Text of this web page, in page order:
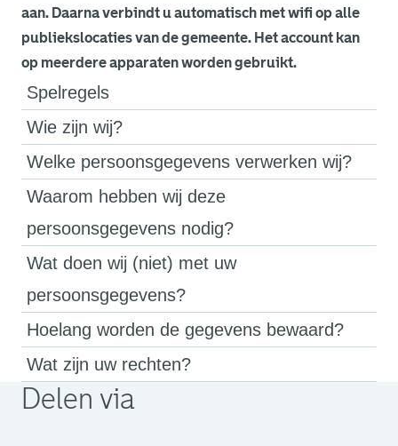
aan. Daarna verbindt u automatisch met wifi op alle
publiekslocaties van de gemeente. Het account kan
op meerdere apparaten worden gebruikt.
Spelregels
Wie zijn wij?
Welke persoonsgegevens verwerken wij?
Waarom hebben wij deze
persoonsgegevens nodig?
Wat doen wij (niet) met uw
persoonsgegevens?
Hoelang worden de gegevens bewaard?
Wat zijn uw rechten?
Delen via